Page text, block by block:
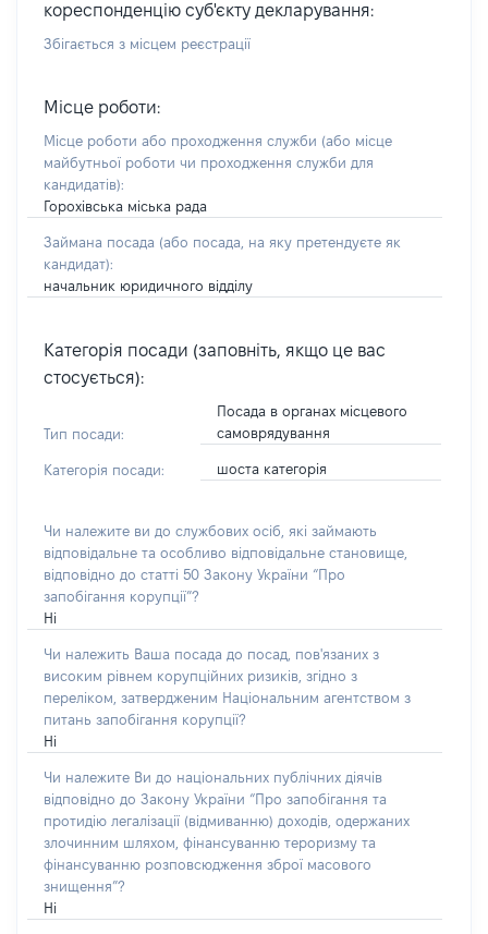
кореспонденцію суб'єкту декларування:
Збігається з місцем реєстрації
Місце роботи:
Місце роботи або проходження служби (або місце
майбутньої роботи чи проходження служби для
кандидатів):
Горохівська міська рада
Займана посада (або посада, на яку претендуєте як
кандидат):
начальник юридичного відділу
Категорія посади (заповніть, якщо це вас
стосується):
Тип посади:
Посада в органах місцевого
самоврядування
Категорія посади: шоста категорія
Чи належите ви до службових осіб, які займають
відповідальне та особливо відповідальне становище,
відповідно до статті 50 Закону України “Про
запобігання корупції”?
Ні
Чи належить Ваша посада до посад, пов'язаних з
високим рівнем корупційних ризиків, згідно з
переліком, затвердженим Національним агентством з
питань запобігання корупції?
Ні
Чи належите Ви до національних публічних діячів
відповідно до Закону України “Про запобігання та
протидію легалізації (відмиванню) доходів, одержаних
злочинним шляхом, фінансуванню тероризму та
фінансуванню розповсюдження зброї масового
знищення”?
Ні